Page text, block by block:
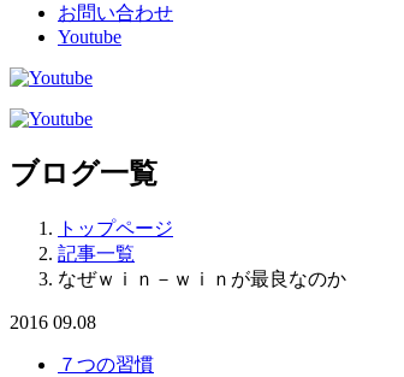
お問い合わせ
Youtube
ブログ一覧
トップページ
記事一覧
なぜｗｉｎ－ｗｉｎが最良なのか
2016 09.08
７つの習慣